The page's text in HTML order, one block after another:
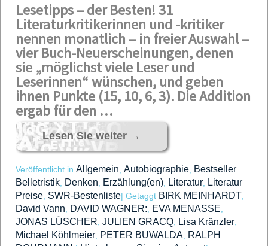
Lesetipps – der Besten! 31
Literaturkritikerinnen und -kritiker
nennen monatlich – in freier Auswahl –
vier Buch-Neuerscheinungen, denen
sie „möglichst viele Leser und
Leserinnen“ wünschen, und geben
ihnen Punkte (15, 10, 6, 3). Die Addition
ergab für den …
Lesen Sie weiter →
Veröffentlicht in Allgemein Autobiographie Bestseller
Belletristik Denken Erzählung(en) Literatur
Literatur
Preise SWR-Bestenliste| Getaggt BIRK MEINHARDT
David Vann DAVID WAGNER: EVA MENASSE
JONAS LÜSCHER JULIEN GRACQ Lisa Kränzler
Michael Köhlmeier PETER BUWALDA RALPH